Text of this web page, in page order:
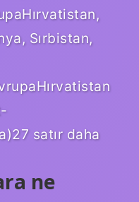
Sırbistan,
satır daha
ne